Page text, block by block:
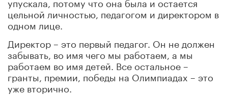
цельной личностью, педагогом и директором в
одном лице.
Директор – это первый педагог. Он не должен
забывать, во имя чего мы работаем, а мы
работаем во имя детей. Все остальное –
гранты, премии, победы на Олимпиадах – это
уже вторично.